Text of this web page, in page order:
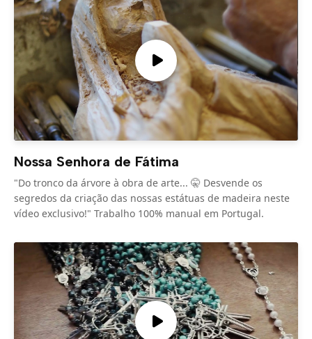
Nossa Senhora de Fátima
"Do tronco da árvore à obra de arte... 🤫 Desvende os
segredos da criação das nossas estátuas de madeira neste
vídeo exclusivo!" Trabalho 100% manual em Portugal.